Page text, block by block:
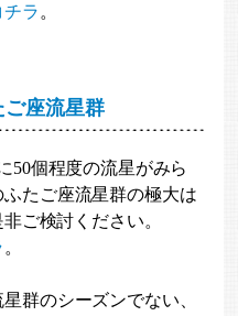
チラ 。
ご座流星群
50個程度の流星がみら
たご座流星群の極大は
ご検討ください。
。
群のシーズンでない、